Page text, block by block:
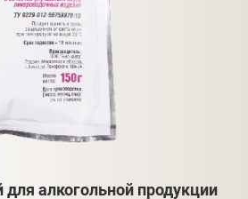
для алкогольной продукции